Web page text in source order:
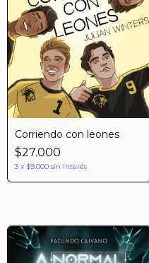
Corriendo con leones
$27.000
3 x $9.000 sin interés